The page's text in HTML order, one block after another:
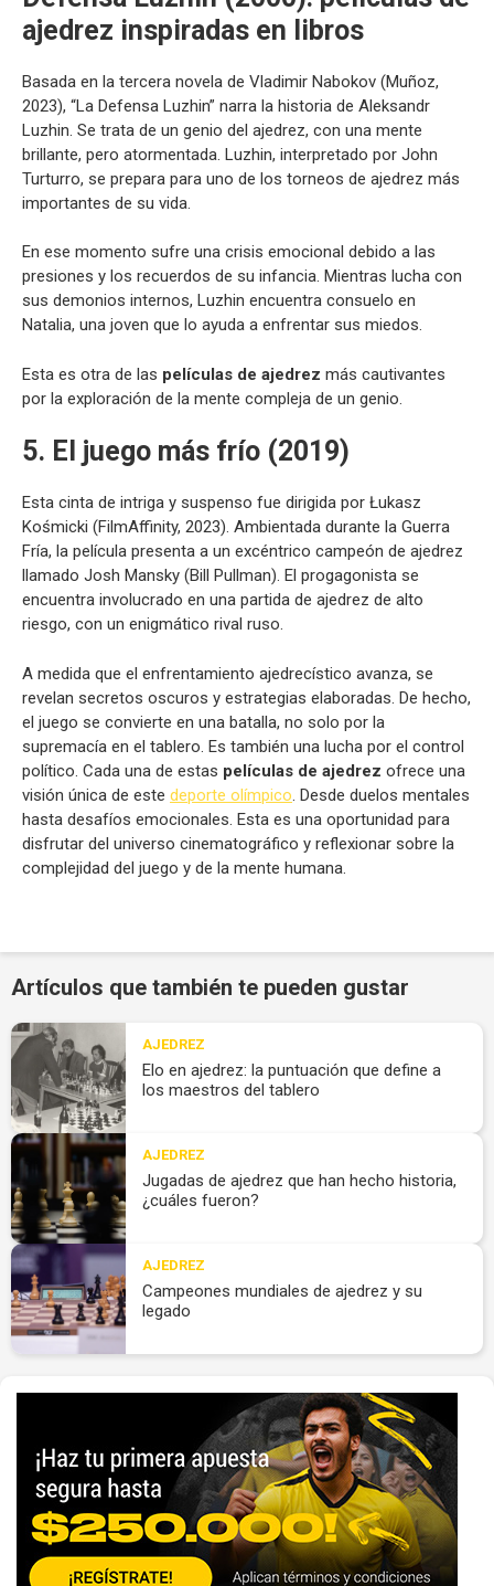
ajedrez inspiradas en libros
Basada en la tercera novela de Vladimir Nabokov (Muñoz,
2023), “La Defensa Luzhin” narra la historia de Aleksandr
Luzhin. Se trata de un genio del ajedrez, con una mente
brillante, pero atormentada. Luzhin, interpretado por John
Turturro, se prepara para uno de los torneos de ajedrez más
importantes de su vida.
En ese momento sufre una crisis emocional debido a las
presiones y los recuerdos de su infancia. Mientras lucha con
sus demonios internos, Luzhin encuentra consuelo en
Natalia, una joven que lo ayuda a enfrentar sus miedos.
Esta es otra de las películas de ajedrez más cautivantes
por la exploración de la mente compleja de un genio.
5. El juego más frío (2019)
Esta cinta de intriga y suspenso fue dirigida por Łukasz
Kośmicki (FilmAffinity, 2023). Ambientada durante la Guerra
Fría, la película presenta a un excéntrico campeón de ajedrez
llamado Josh Mansky (Bill Pullman). El progagonista se
encuentra involucrado en una partida de ajedrez de alto
riesgo, con un enigmático rival ruso.
A medida que el enfrentamiento ajedrecístico avanza, se
revelan secretos oscuros y estrategias elaboradas. De hecho,
el juego se convierte en una batalla, no solo por la
supremacía en el tablero. Es también una lucha por el control
político. Cada una de estas películas de ajedrez ofrece una
visión única de este deporte olímpico . Desde duelos mentales
hasta desafíos emocionales. Esta es una oportunidad para
disfrutar del universo cinematográfico y reflexionar sobre la
complejidad del juego y de la mente humana.
Artículos que también te pueden gustar
AJEDREZ
Elo en ajedrez: la puntuación que define a
los maestros del tablero
AJEDREZ
Jugadas de ajedrez que han hecho historia,
¿cuáles fueron?
AJEDREZ
Campeones mundiales de ajedrez y su
legado